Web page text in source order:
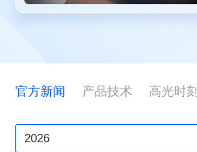
关于东信
联系东信
官方新闻 产品技术 高光时刻
2026